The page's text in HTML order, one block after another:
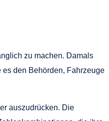
zu machen. Damals
den Behörden, Fahrzeuge
auszudrücken. Die